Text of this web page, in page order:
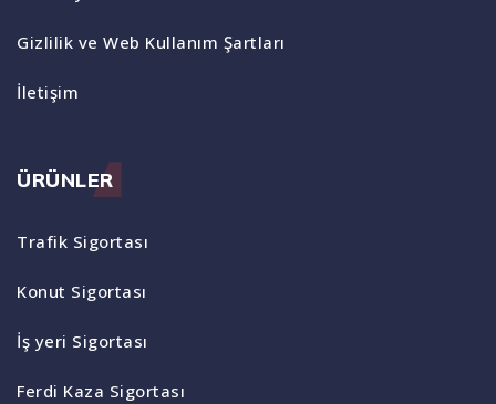
Gizlilik ve Web Kullanım Şartları
İletişim
ÜRÜNLER
Trafik Sigortası
Konut Sigortası
İş yeri Sigortası
Ferdi Kaza Sigortası